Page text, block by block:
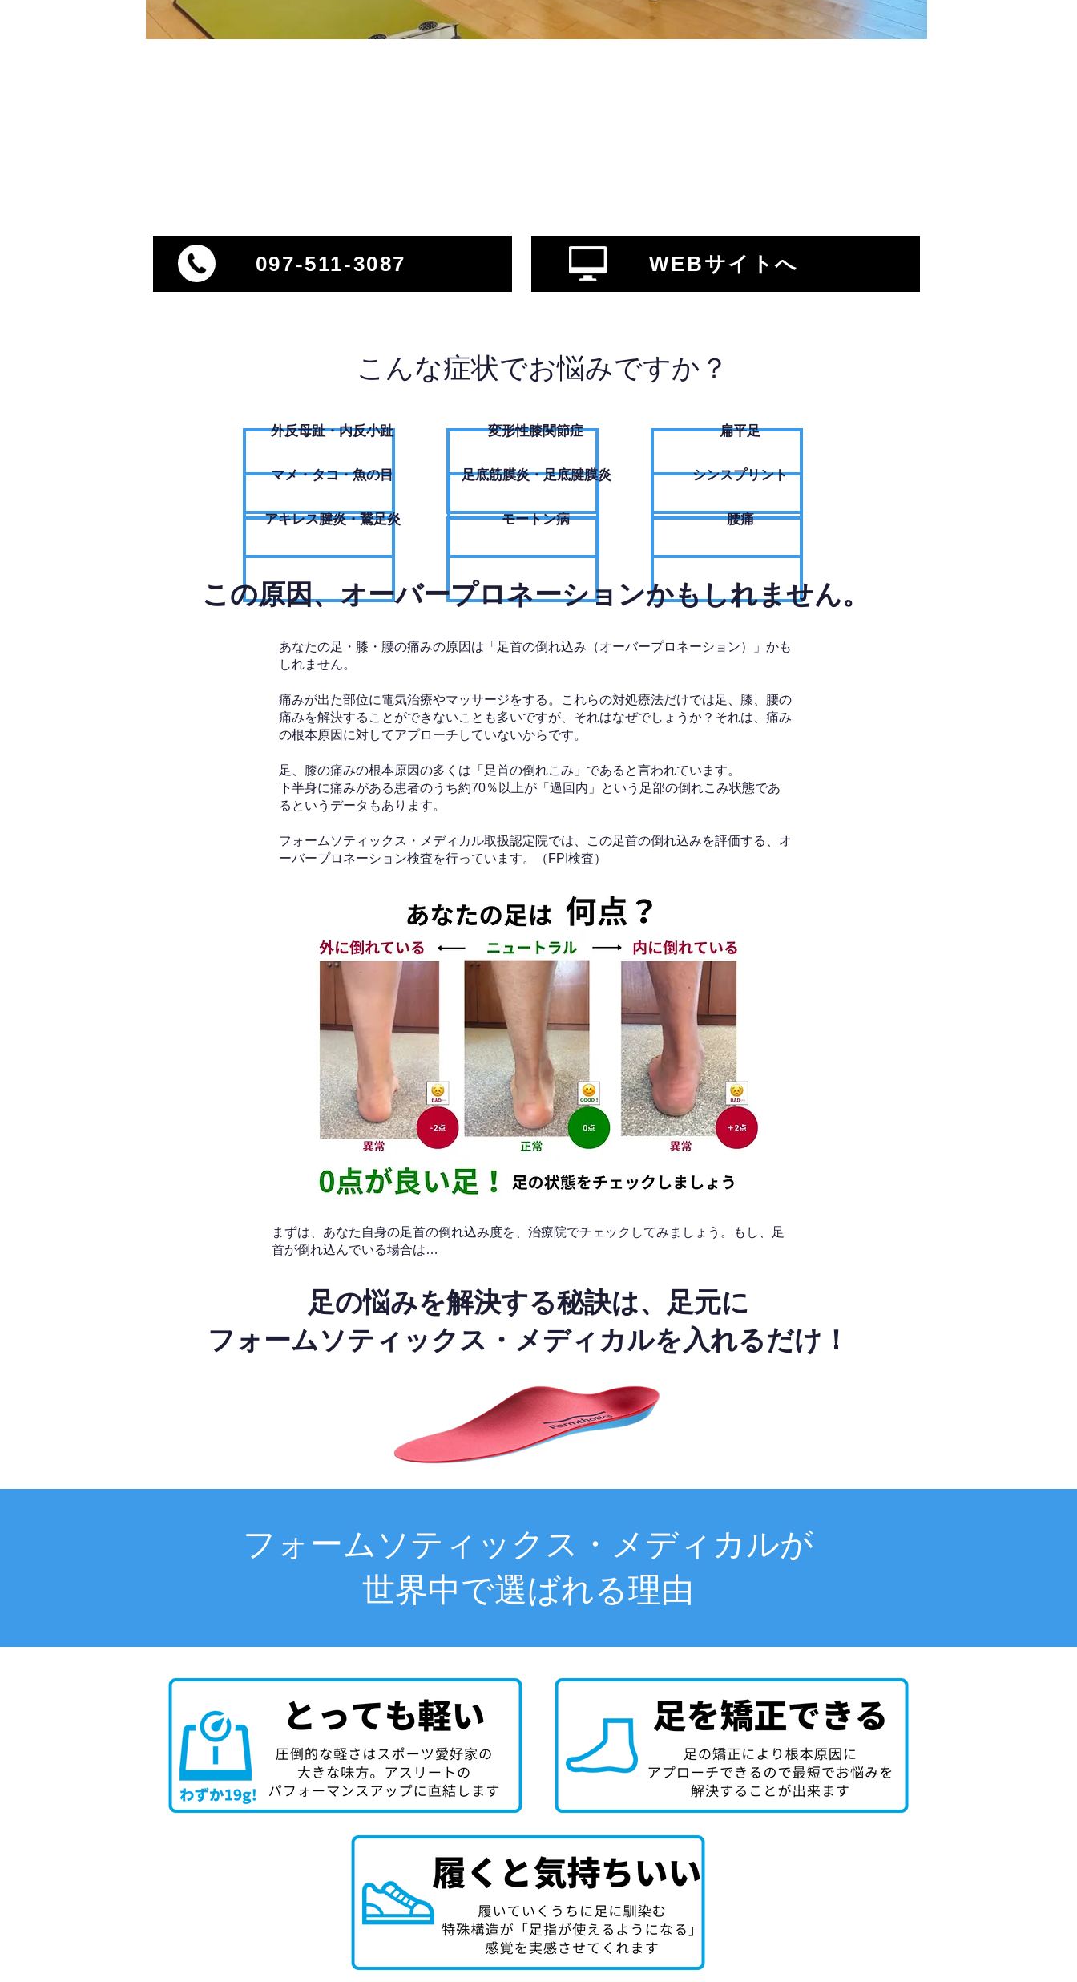
097-511-3087 WEBサイトへ
こんな症状でお悩みですか？
外反母趾・内反小趾
​マメ・タコ・魚の目
アキレス腱炎・鵞足炎
変形性膝関節症
足底筋膜炎・足底腱膜炎
モートン病
扁平足
シンスプリント
腰痛
​この原因、オーバープロネーションかもしれません。
あなたの足・膝・腰の痛みの原因は「足首の倒れ込み（オーバープロネーション）」かも
しれません。
痛みが出た部位に電気治療やマッサージをする。これらの対処療法だけでは足、膝、腰の
痛みを解決することができないことも多いですが、それはなぜでしょうか？それは、痛み
の根本原因に対してアプローチしていないからです。
足、膝の痛みの根本原因の多くは「足首の倒れこみ」であると言われています。
下半身に痛みがある患者のうち約70％以上が「過回内」という足部の倒れこみ状態であ
るというデータもあります。
フォームソティックス・メディカル取扱認定院では、この足首の倒れ込みを評価する、オ
ーバープロネーション検査を行っています。（FPI検査）​
​まずは、あなた自身の足首の倒れ込み度を、治療院でチェックしてみましょう。もし、足
首が倒れ込んでいる場合は…
足の悩みを解決する秘訣は、足元に
フォームソティックス・メディカルを入れるだけ！
フォームソティックス・メディカルが
世界中で選ばれる理由